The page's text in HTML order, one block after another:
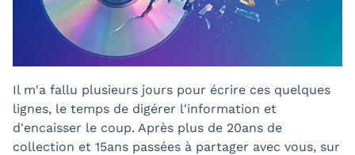
Il m'a fallu plusieurs jours pour écrire ces quelques
lignes, le temps de digérer l'information et
d'encaisser le coup. Après plus de 20ans de
collection et 15ans passées à partager avec vous, sur